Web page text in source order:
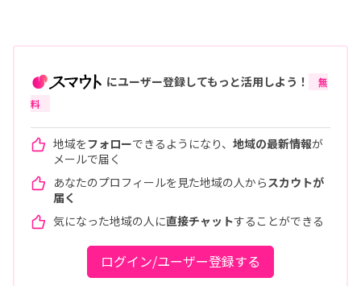
にユーザー登録してもっと活用しよう！
無
料
地域をフォローできるようになり、 地域の最新情報が
メールで届く
あなたのプロフィールを見た地域の人から スカウトが
届く
気になった地域の人に直接チャットすることができる
ログイン/ユーザー登録する